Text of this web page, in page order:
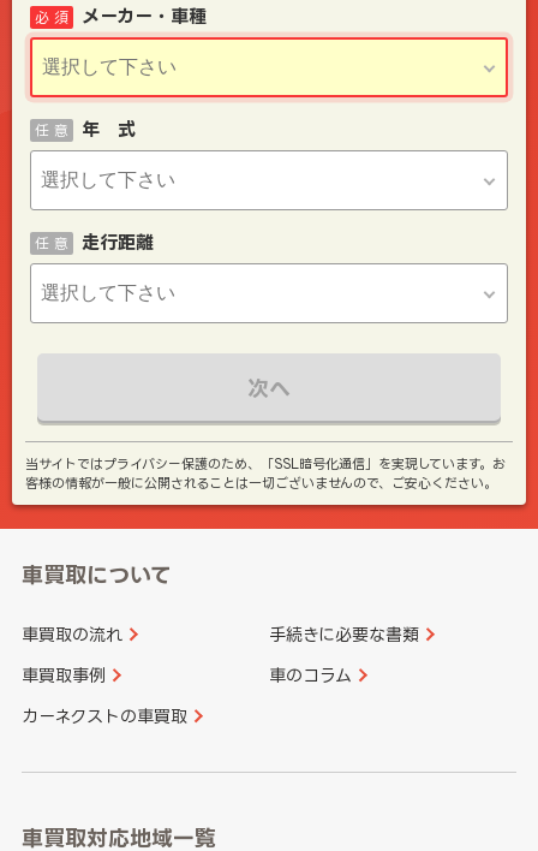
メーカー・車種
必 須
年 式
任 意
走行距離
任 意
次へ
当サイトではプライバシー保護のため、「SSL暗号化通信」を実現しています。お
客様の情報が一般に公開されることは一切ございませんので、ご安心ください。
車買取について
車買取の流れ 手続きに必要な書類
車買取事例 車のコラム
カーネクストの車買取
車買取対応地域一覧